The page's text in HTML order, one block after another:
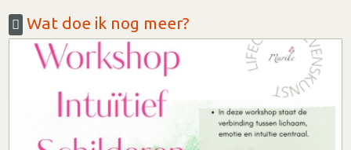
Wat doe ik nog meer?